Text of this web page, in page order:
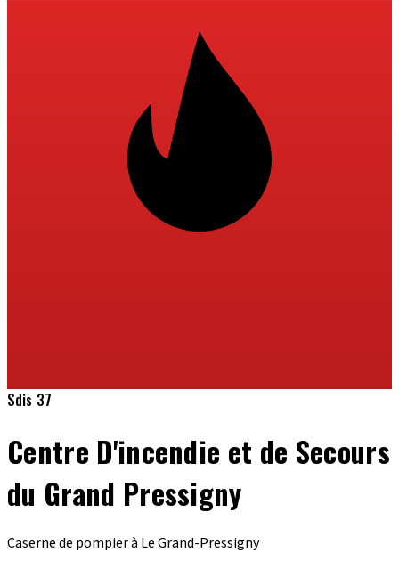
Sdis 37
Centre D'incendie et de Secours
du Grand Pressigny
Caserne de pompier à Le Grand-Pressigny